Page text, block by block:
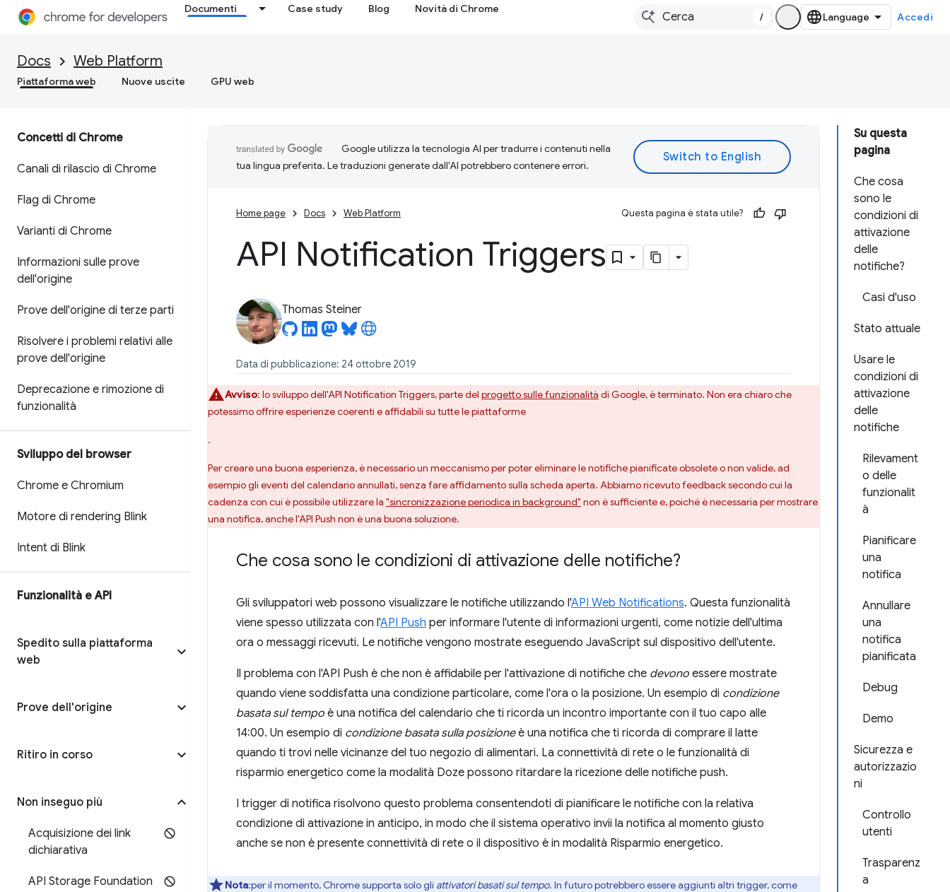
Documenti Case study Blog Novità di Chrome
/ Accedi
Docs Web Platform
Piattaforma web Nuove uscite GPU web
Concetti di Chrome
Canali di rilascio di Chrome
Flag di Chrome
Varianti di Chrome
Informazioni sulle prove
dell'origine
Prove dell'origine di terze parti
Risolvere i problemi relativi alle
prove dell'origine
Deprecazione e rimozione di
funzionalità
Sviluppo del browser
Chrome e Chromium
Motore di rendering Blink
Intent di Blink
Funzionalità e API
Spedito sulla piattaforma
web
Prove dell'origine
Ritiro in corso
Non inseguo più
Acquisizione dei link
dichiarativa
API Storage Foundation
Su questa
pagina
Che cosa
sono le
condizioni di
attivazione
delle
notifiche?
Casi d'uso
Stato attuale
Usare le
condizioni di
attivazione
delle
notifiche
Rilevament
o delle
funzionalit
à
Pianificare
una
notifica
Annullare
una
notifica
pianificata
Debug
Demo
Sicurezza e
autorizzazio
ni
Controllo
utenti
Trasparenz
a
Google utilizza la tecnologia AI per tradurre i contenuti nella
tua lingua preferita. Le traduzioni generate dall'AI potrebbero contenere errori.
Home page Docs Web Platform Questa pagina è stata utile?
API Notification Triggers
Thomas Steiner
Data di pubblicazione: 24 ottobre 2019
Avviso: lo sviluppo dell'API Notification Triggers, parte del progetto sulle funzionalità di Google, è terminato. Non era chiaro che
potessimo offrire esperienze coerenti e affidabili su tutte le piattaforme
.
Per creare una buona esperienza, è necessario un meccanismo per poter eliminare le notifiche pianificate obsolete o non valide, ad
esempio gli eventi del calendario annullati, senza fare affidamento sulla scheda aperta. Abbiamo ricevuto feedback secondo cui la
cadenza con cui è possibile utilizzare la "sincronizzazione periodica in background" non è sufficiente e, poiché è necessaria per mostrare
una notifica, anche l'API Push non è una buona soluzione.
Che cosa sono le condizioni di attivazione delle notifiche?
Gli sviluppatori web possono visualizzare le notifiche utilizzando l'API Web Notifications. Questa funzionalità
viene spesso utilizzata con l'API Push per informare l'utente di informazioni urgenti, come notizie dell'ultima
ora o messaggi ricevuti. Le notifiche vengono mostrate eseguendo JavaScript sul dispositivo dell'utente.
Il problema con l'API Push è che non è affidabile per l'attivazione di notifiche che devono essere mostrate
quando viene soddisfatta una condizione particolare, come l'ora o la posizione. Un esempio di condizione
basata sul tempo è una notifica del calendario che ti ricorda un incontro importante con il tuo capo alle
14:00. Un esempio di condizione basata sulla posizioneè una notifica che ti ricorda di comprare il latte
quando ti trovi nelle vicinanze del tuo negozio di alimentari. La connettività di rete o le funzionalità di
risparmio energetico come la modalità Doze possono ritardare la ricezione delle notifiche push.
I trigger di notifica risolvono questo problema consentendoti di pianificare le notifiche con la relativa
condizione di attivazione in anticipo, in modo che il sistema operativo invii la notifica al momento giusto
anche se non è presente connettività di rete o il dispositivo è in modalità Risparmio energetico.
Nota:per il momento, Chrome supporta solo gli attivatori basati sul tempo. In futuro potrebbero essere aggiunti altri trigger, come